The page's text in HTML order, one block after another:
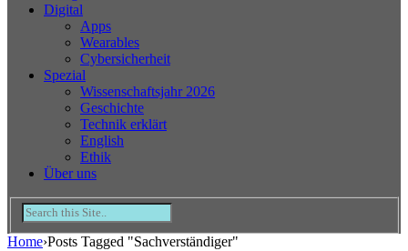
Digital
Apps
Wearables
Cybersicherheit
Spezial
Wissenschaftsjahr 2026
Geschichte
Technik erklärt
English
Ethik
Über uns
Home›Posts Tagged "Sachverständiger"